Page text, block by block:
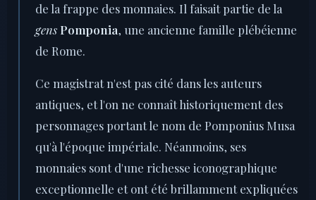
de la frappe des monnaies. Il faisait partie de la
gens Pomponia, une ancienne famille plébéienne
de Rome.
Ce magistrat n'est pas cité dans les auteurs
antiques, et l'on ne connaît historiquement des
personnages portant le nom de Pomponius Musa
qu'à l'époque impériale. Néanmoins, ses
monnaies sont d'une richesse iconographique
exceptionnelle et ont été brillamment expliquées